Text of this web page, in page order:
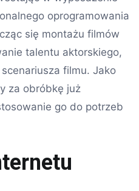
oprogramowania
się montażu filmów
talentu aktorskiego,
filmu. Jako
za obróbkę już
go do potrzeb